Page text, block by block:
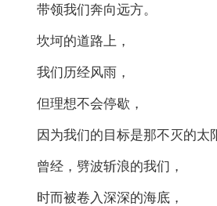
带领我们奔向远方。
坎坷的道路上，
我们历经风雨，
但理想不会停歇，
因为我们的目标是那不灭的太
曾经，劈波斩浪的我们，
时而被卷入深深的海底，